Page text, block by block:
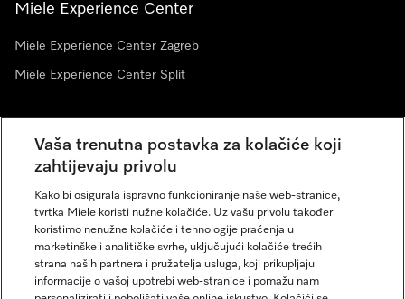
Miele Experience Center
Miele Experience Center Zagreb
Miele Experience Center Split
Newsletter
Vaša trenutna postavka za kolačiće koji
zahtijevaju privolu
Kako bi osigurala ispravno funkcioniranje naše web-stranice,
tvrtka Miele koristi nužne kolačiće. Uz vašu privolu također
koristimo nenužne kolačiće i tehnologije praćenja u
marketinške i analitičke svrhe, uključujući kolačiće trećih
strana naših partnera i pružatelja usluga, koji prikupljaju
informacije o vašoj upotrebi web-stranice i pomažu nam